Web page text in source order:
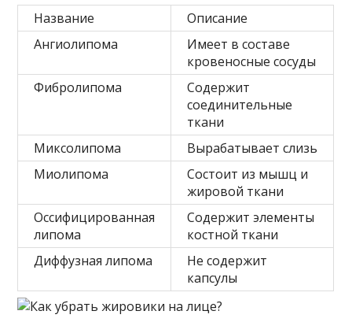
Название
Описание
Ангиолипома
Имеет в составе
кровеносные сосуды
Фибролипома
Содержит
соединительные
ткани
Миксолипома
Вырабатывает слизь
Миолипома
Состоит из мышц и
жировой ткани
Оссифицированная
липома
Содержит элементы
костной ткани
Диффузная липома
Не содержит
капсулы